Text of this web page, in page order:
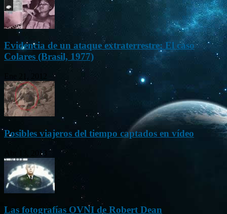
Evidencia de un ataque extraterrestre: El caso
Colares (Brasil, 1977)
Posibles viajeros del tiempo captados en vídeo
Abr 13, 2013
Las fotografías OVNI de Robert Dean